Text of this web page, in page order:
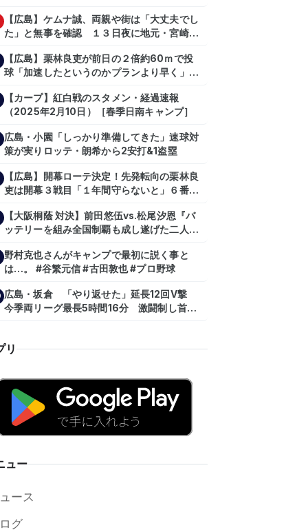
【広島】ケムナ誠、両親や街は「大丈夫でし
た」と無事を確認 １３日夜に地元・宮崎県
【広島】栗林良吏が前日の２倍約60ｍで投
球「加速したというのかプランより早く」自
【カープ】紅白戦のスタメン・経過速報
（2025年2月10日）［春季日南キャンプ］
広島・小園「しっかり準備してきた」速球対
策が実りロッテ・朗希から2安打&1盗塁
【広島】開幕ローテ決定！先発転向の栗林良
吏は開幕３戦目「１年間守らないと」６番手
【大阪桐蔭 対決】前田悠伍vs.松尾汐恩『バ
ッテリーを組み全国制覇も成し遂げた二人
野村克也さんがキャンプで最初に説く事と
は…。 #谷繁元信 #古田敦也 #プロ野球
広島・坂倉 「やり返せた」延長12回V撃
今季両リーグ最長5時間16分 激闘制し首位
リ
ュー
ース
グ